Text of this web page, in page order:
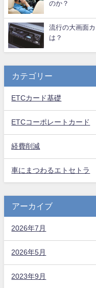
のか？
流行の大画面
は？
カテゴリー
ETCカード基礎
ETCコーポレートカード
経費削減
車にまつわるエトセトラ
アーカイブ
2026年7月
2026年5月
2023年9月